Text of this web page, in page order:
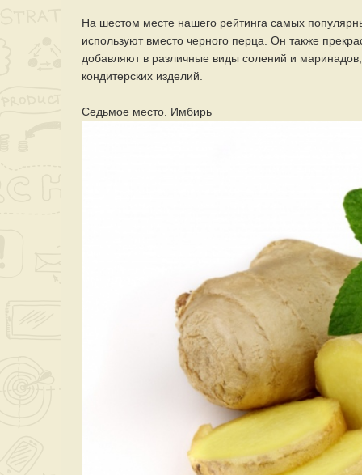
На шестом месте нашего рейтинга самых
используют вместо черного перца. Он также
добавляют в различные виды солений и
кондитерских изделий.
Седьмое место. Имбирь